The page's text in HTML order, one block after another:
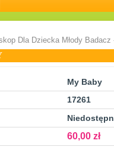
Dla Dziecka Młody
My Baby
17261
60,00 zł